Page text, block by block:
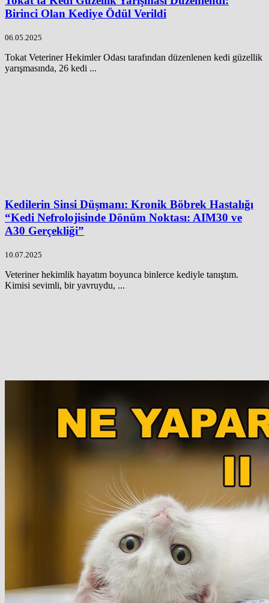
Birinci Olan Kediye Ödül Verildi
06.05.2025
Tokat Veteriner Hekimler Odası tarafından düzenlenen kedi güzellik
yarışmasında, 26 kedi ...
Kedilerin Sinsi Düşmanı: Kronik Böbrek Hastalığı
“Kedi Nefrolojisinde Dönüm Noktası: AIM30 ve
A30 Gerçekliği”
10.07.2025
Veteriner hekimlik hayatım boyunca binlerce kediyle tanıştım.
Kimisi sevimli, bir yavruydu, ...